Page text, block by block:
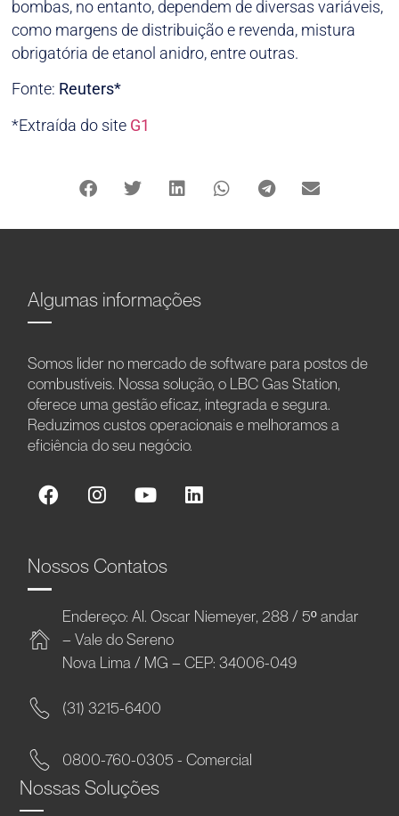
bombas, no entanto, dependem de diversas variáveis,
como margens de distribuição e revenda, mistura
obrigatória de etanol anidro, entre outras.
Fonte: Reuters*
*Extraída do site G1
Algumas informações
Somos líder no mercado de software para postos de
combustíveis. Nossa solução, o LBC Gas Station,
oferece uma gestão eficaz, integrada e segura.
Reduzimos custos operacionais e melhoramos a
eficiência do seu negócio.
Nossos Contatos
Endereço: Al. Oscar Niemeyer, 288 / 5º andar
– Vale do Sereno
Nova Lima / MG – CEP: 34006-049
(31) 3215-6400
0800-760-0305 - Comercial
Nossas Soluções